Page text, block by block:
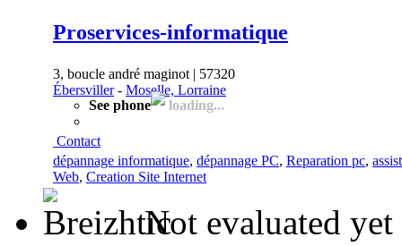
Proservices-informatique
3, boucle andré maginot | 57320
Ébersviller- Moselle, Lorraine
See phone
loading...
Contact
dépannage informatique, dépannage PC, Reparation pc,
Web, Creation Site Internet
Not evaluated yet